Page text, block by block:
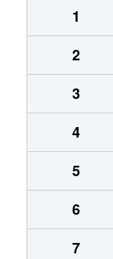
1
2
3
4
5
6
7